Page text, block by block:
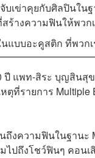
เข่าคุยกับศิลปินใน
ร้างความฟินให้พวก
แบบอะคูสติก ที่พวก
แพท-สิระ บุญสินสุ
รายการ Multiple
ความฟินในฐานะ
ไปถึงโชว์ฟินๆ คอน